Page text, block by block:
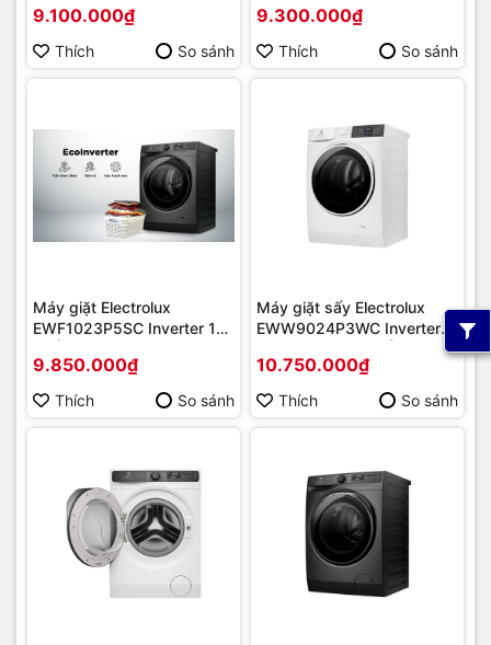
9.100.000₫
Thích So sánh
9.300.000₫
Thích So sánh
Máy giặt Electrolux
EWF1023P5SC Inverter 10
9.850.000₫
Thích So sánh
Máy giặt sấy Electrolux
EWW9024P3WC Inverter
chính hãng
10.750.000₫
Thích So sánh